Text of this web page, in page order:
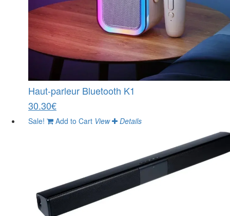
Haut-parleur Bluetooth K1
30.30€
Sale! Add to Cart View Details